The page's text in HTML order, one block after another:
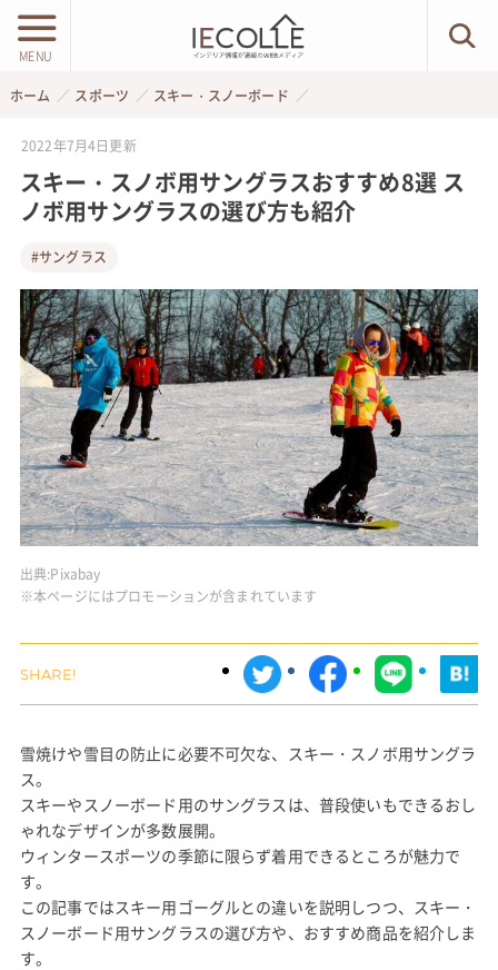
MENU
ホーム スポーツ スキー・スノーボード
2022年7月4日更新
スキー・スノボ用サングラスおすすめ8選 ス
ノボ用サングラスの選び方も紹介
#サングラス
出典:Pixabay
※本ページにはプロモーションが含まれています
雪焼けや雪目の防止に必要不可欠な、スキー・スノボ用サングラ
ス。
スキーやスノーボード用のサングラスは、普段使いもできるおし
ゃれなデザインが多数展開。
ウィンタースポーツの季節に限らず着用できるところが魅力で
す。
この記事ではスキー用ゴーグルとの違いを説明しつつ、スキー・
スノーボード用サングラスの選び方や、おすすめ商品を紹介しま
す。